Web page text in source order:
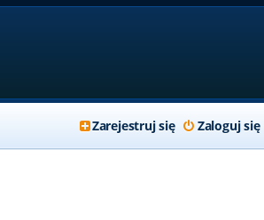
Zaloguj się
Zarejestruj się